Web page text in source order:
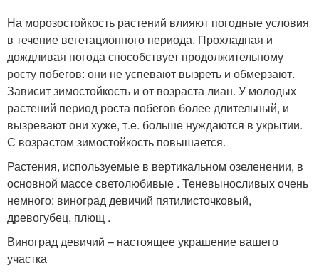
На морозостойкость растений влияют погодные условия
в течение вегетационного периода. Прохладная и
дождливая погода способствует продолжительному
росту побегов: они не успевают вызреть и обмерзают.
Зависит зимостойкость и от возраста лиан. У молодых
растений период роста побегов более длительный, и
вызревают они хуже, т.е. больше нуждаются в укрытии.
С возрастом зимостойкость повышается.
Растения, используемые в вертикальном озеленении, в
основной массе светолюбивые . Теневыносливых очень
немного: виноград девичий пятилисточковый,
древогубец, плющ .
Виноград девичий – настоящее украшение вашего
участка